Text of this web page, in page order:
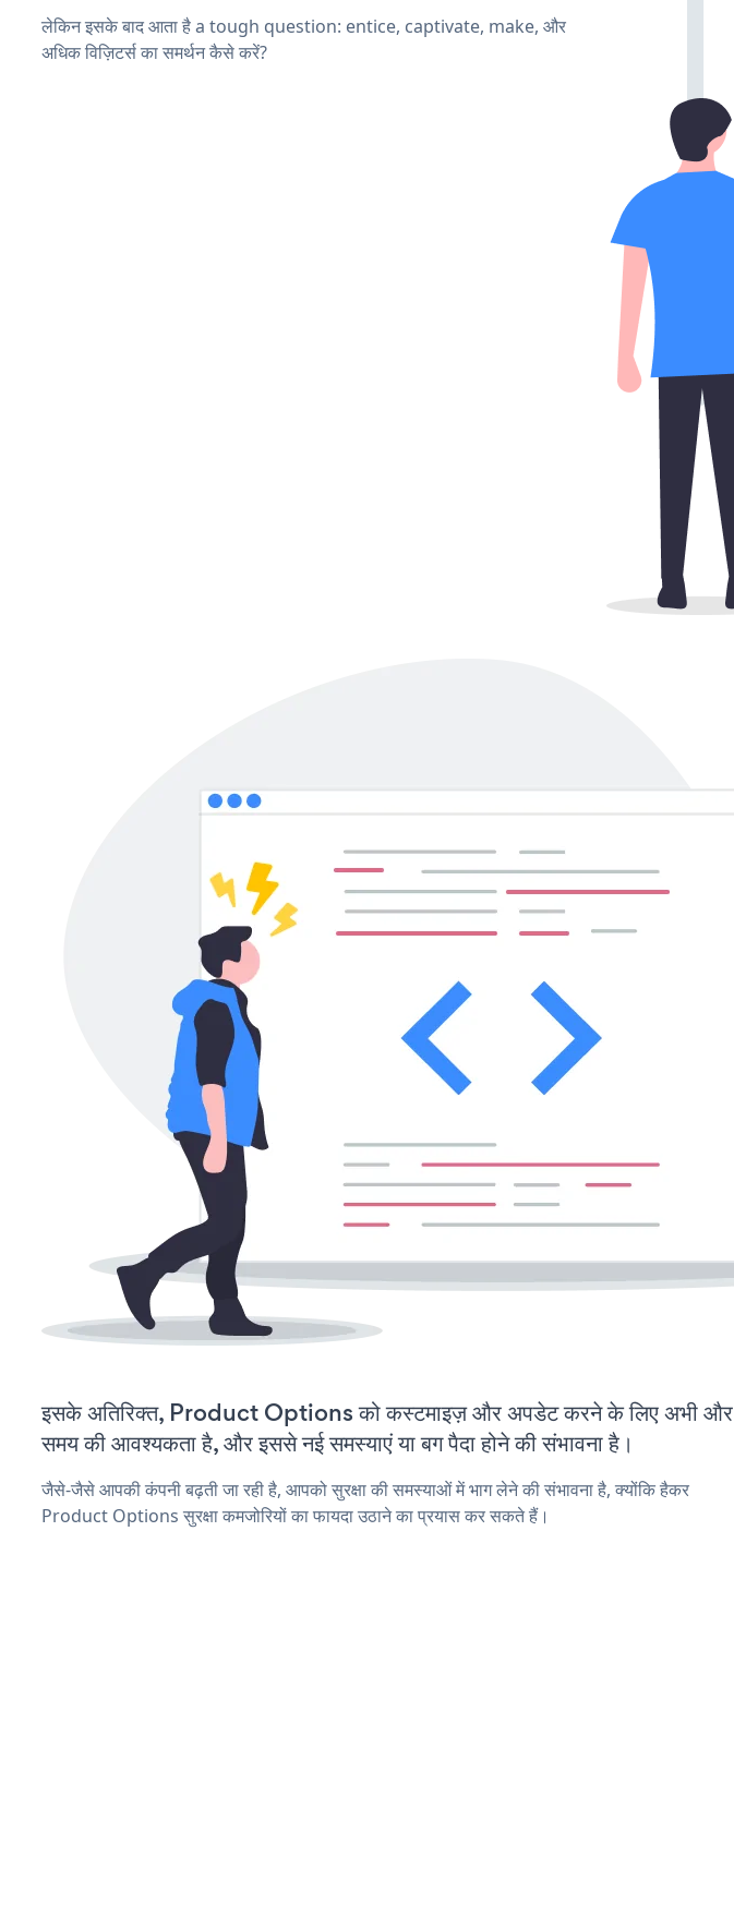
लेकिन इसके बाद आता है a tough question: entice, captivate, make, और
अधिक विज़िटर्स का समर्थन कैसे करें?
इसके अतिरिक्त, Product Options को कस्टमाइज़ और अपडेट करने के लिए अभी और
समय की आवश्यकता है, और इससे नई समस्याएं या बग पैदा होने की संभावना है।
जैसे-जैसे आपकी कंपनी बढ़ती जा रही है, आपको सुरक्षा की समस्याओं में भाग लेने की संभावना है, क्योंकि हैकर
Product Options सुरक्षा कमजोरियों का फायदा उठाने का प्रयास कर सकते हैं।